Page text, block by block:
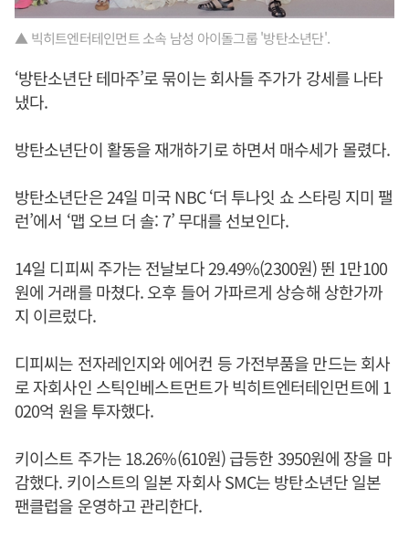
▲ 빅히트엔터테인먼트 소속 남성 아이돌그룹 '방탄소년단'.
‘방탄소년단 테마주’로 묶이는 회사들 주가가 강세를 나타
냈다.
방탄소년단이 활동을 재개하기로 하면서 매수세가 몰렸다.
방탄소년단은 24일 미국 NBC ‘더 투나잇 쇼 스타링 지미 팰
런’에서 ‘맵 오브 더 솔: 7’ 무대를 선보인다.
14일 디피씨 주가는 전날보다 29.49%(2300원) 뛴 1만100
원에 거래를 마쳤다. 오후 들어 가파르게 상승해 상한가까
지 이르렀다.
디피씨는 전자레인지와 에어컨 등 가전부품을 만드는 회사
로 자회사인 스틱인베스트먼트가 빅히트엔터테인먼트에 1
020억 원을 투자했다.
키이스트 주가는 18.26%(610원) 급등한 3950원에 장을 마
감했다. 키이스트의 일본 자회사 SMC는 방탄소년단 일본
팬클럽을 운영하고 관리한다.